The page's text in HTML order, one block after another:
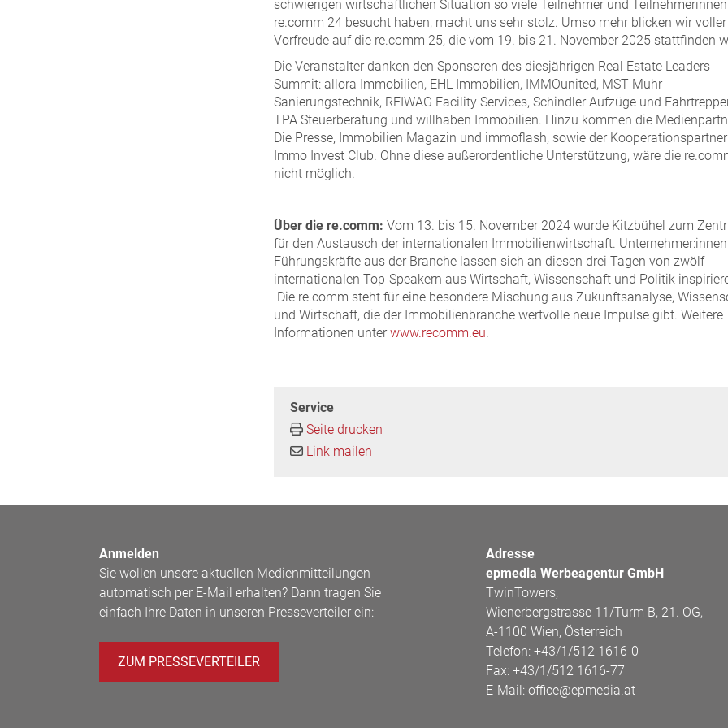
schwierigen wirtschaftlichen Situation so viele Teilnehmer und
re.comm 24 besucht haben, macht uns sehr stolz. Umso mehr blicken wir voller
Vorfreude auf die re.comm 25, die vom 19. bis 21. November 2025 stattfinden
Die Veranstalter danken den Sponsoren des diesjährigen Real Estate Leaders
Summit: allora Immobilien, EHL Immobilien, IMMOunited, MST Muhr
Sanierungstechnik, REIWAG Facility Services, Schindler Aufzüge und
TPA Steuerberatung und willhaben Immobilien. Hinzu kommen die
Die Presse, Immobilien Magazin und immoflash, sowie der Kooperationspartner
Immo Invest Club. Ohne diese außerordentliche Unterstützung, wäre die
nicht möglich.
Über die re.comm: Vom 13. bis 15. November 2024 wurde Kitzbühel zum
für den Austausch der internationalen Immobilienwirtschaft.
Führungskräfte aus der Branche lassen sich an diesen drei Tagen von zwölf
internationalen Top-Speakern aus Wirtschaft, Wissenschaft und Politik
Die re.comm steht für eine besondere Mischung aus Zukunftsanalyse,
und Wirtschaft, die der Immobilienbranche wertvolle neue Impulse gibt. Weitere
Informationen unter www.recomm.eu.
Service
Seite drucken
Link mailen
Anmelden
Sie wollen unsere aktuellen Medienmitteilungen
automatisch per E-Mail erhalten? Dann tragen Sie
einfach Ihre Daten in unseren Presseverteiler ein:
ZUM PRESSEVERTEILER
Adresse
epmedia Werbeagentur GmbH
TwinTowers,
Wienerbergstrasse 11/Turm B, 21. OG,
A-1100 Wien, Österreich
Telefon:+43/1/512 1616-0
Fax:+43/1/512 1616-77
E-Mail:office@epmedia.at